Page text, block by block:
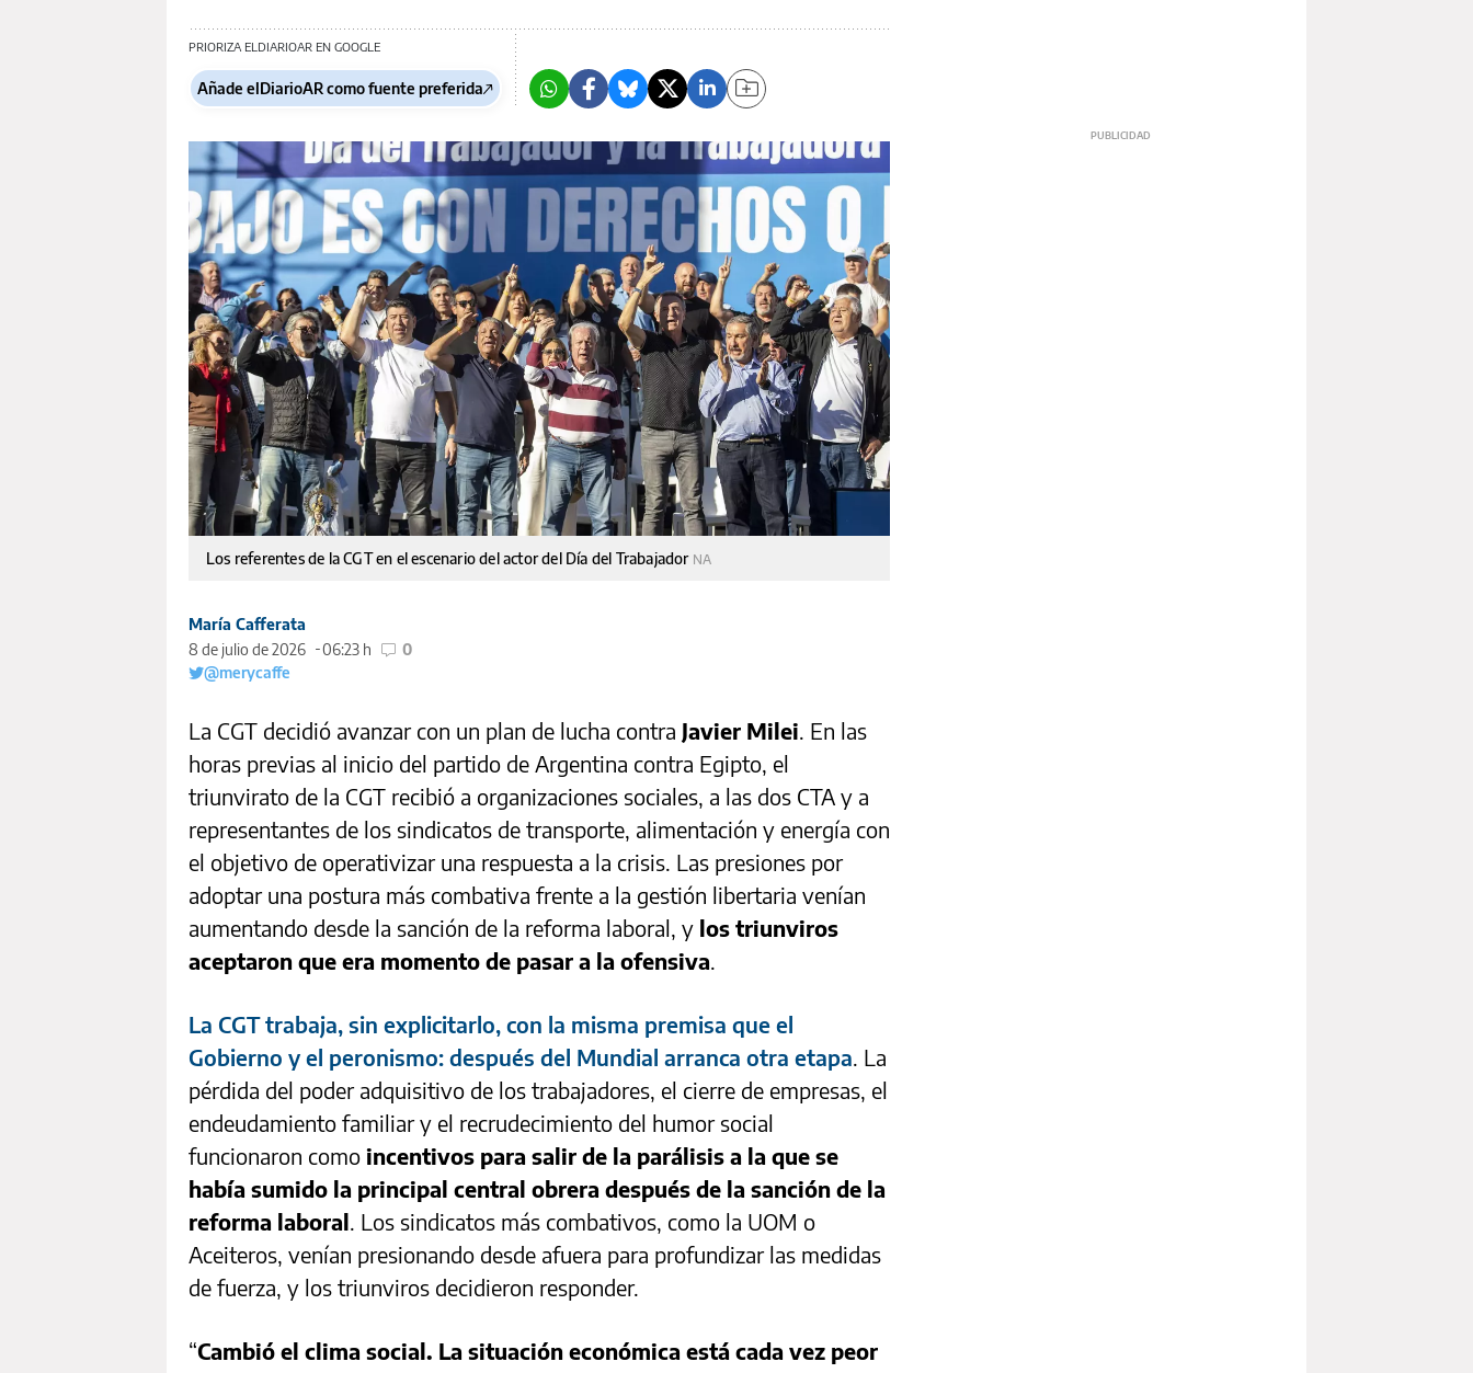
PRIORIZA ELDIARIOAR EN GOOGLE
Añade elDiarioAR como fuente preferida
Los referentes de la CGT en el escenario del actor del Día del Trabajador NA
María Cafferata
8 de julio de 2026
06:23 h
0
@merycaffe
La CGT decidió avanzar con un plan de lucha contra Javier Milei. En las
horas previas al inicio del partido de Argentina contra Egipto, el
triunvirato de la CGT recibió a organizaciones sociales, a las dos CTA y a
representantes de los sindicatos de transporte, alimentación y energía con
el objetivo de operativizar una respuesta a la crisis. Las presiones por
adoptar una postura más combativa frente a la gestión libertaria venían
aumentando desde la sanción de la reforma laboral, y los triunviros
aceptaron que era momento de pasar a la ofensiva.
La CGT trabaja, sin explicitarlo, con la misma premisa que el
Gobierno y el peronismo: después del Mundial arranca otra etapa. La
pérdida del poder adquisitivo de los trabajadores, el cierre de empresas, el
endeudamiento familiar y el recrudecimiento del humor social
funcionaron como incentivos para salir de la parálisis a la que se
había sumido la principal central obrera después de la sanción de la
reforma laboral. Los sindicatos más combativos, como la UOM o
Aceiteros, venían presionando desde afuera para profundizar las medidas
de fuerza, y los triunviros decidieron responder.
“Cambió el clima social. La situación económica está cada vez peor